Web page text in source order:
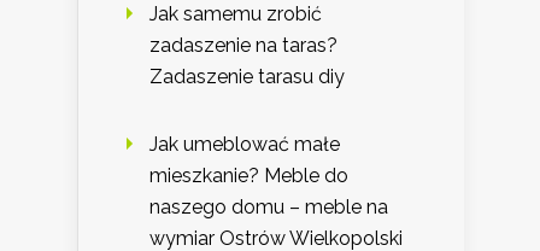
Jak samemu zrobić
zadaszenie na taras?
Zadaszenie tarasu diy
Jak umeblować małe
mieszkanie? Meble do
naszego domu – meble na
wymiar Ostrów Wielkopolski